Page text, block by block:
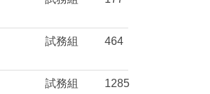
試務組 464
試務組 1285